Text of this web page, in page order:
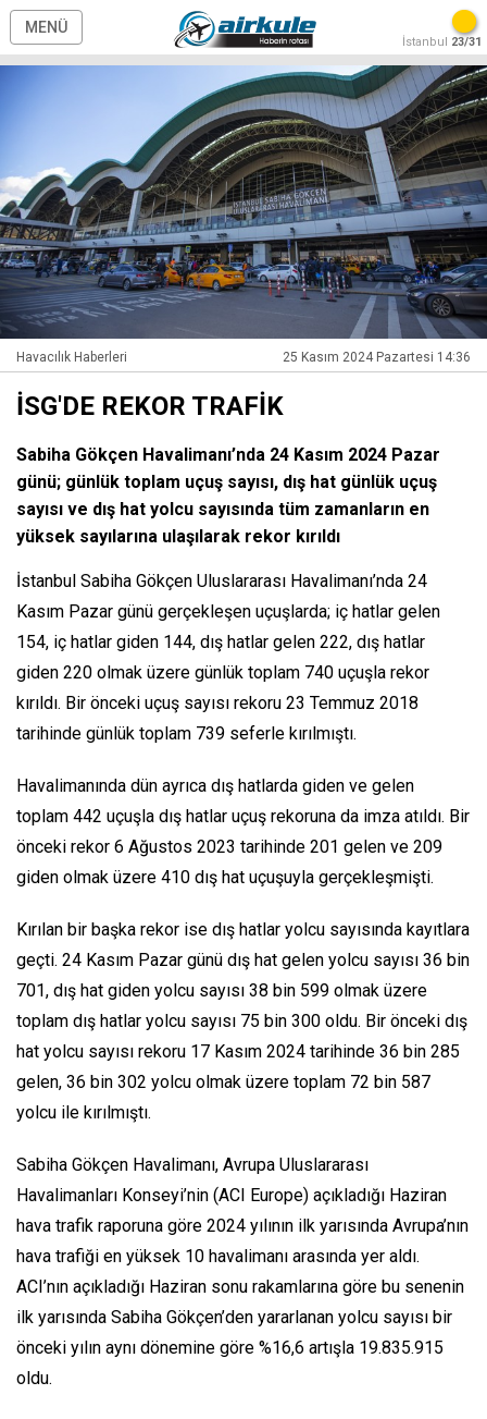
MENÜ
İstanbul 23/31
Havacılık Haberleri 25 Kasım 2024 Pazartesi 14:36
İSG'DE REKOR TRAFİK
Sabiha Gökçen Havalimanı’nda 24 Kasım 2024 Pazar
günü; günlük toplam uçuş sayısı, dış hat günlük uçuş
sayısı ve dış hat yolcu sayısında tüm zamanların en
yüksek sayılarına ulaşılarak rekor kırıldı
İstanbul Sabiha Gökçen Uluslararası Havalimanı’nda 24
Kasım Pazar günü gerçekleşen uçuşlarda; iç hatlar gelen
154, iç hatlar giden 144, dış hatlar gelen 222, dış hatlar
giden 220 olmak üzere günlük toplam 740 uçuşla rekor
kırıldı. Bir önceki uçuş sayısı rekoru 23 Temmuz 2018
tarihinde günlük toplam 739 seferle kırılmıştı.
Havalimanında dün ayrıca dış hatlarda giden ve gelen
toplam 442 uçuşla dış hatlar uçuş rekoruna da imza atıldı. Bir
önceki rekor 6 Ağustos 2023 tarihinde 201 gelen ve 209
giden olmak üzere 410 dış hat uçuşuyla gerçekleşmişti.
Kırılan bir başka rekor ise dış hatlar yolcu sayısında kayıtlara
geçti. 24 Kasım Pazar günü dış hat gelen yolcu sayısı 36 bin
701, dış hat giden yolcu sayısı 38 bin 599 olmak üzere
toplam dış hatlar yolcu sayısı 75 bin 300 oldu. Bir önceki dış
hat yolcu sayısı rekoru 17 Kasım 2024 tarihinde 36 bin 285
gelen, 36 bin 302 yolcu olmak üzere toplam 72 bin 587
yolcu ile kırılmıştı.
Sabiha Gökçen Havalimanı, Avrupa Uluslararası
Havalimanları Konseyi’nin (ACI Europe) açıkladığı Haziran
hava trafik raporuna göre 2024 yılının ilk yarısında Avrupa’nın
hava trafiği en yüksek 10 havalimanı arasında yer aldı.
ACI’nın açıkladığı Haziran sonu rakamlarına göre bu senenin
ilk yarısında Sabiha Gökçen’den yararlanan yolcu sayısı bir
önceki yılın aynı dönemine göre %16,6 artışla 19.835.915
oldu.